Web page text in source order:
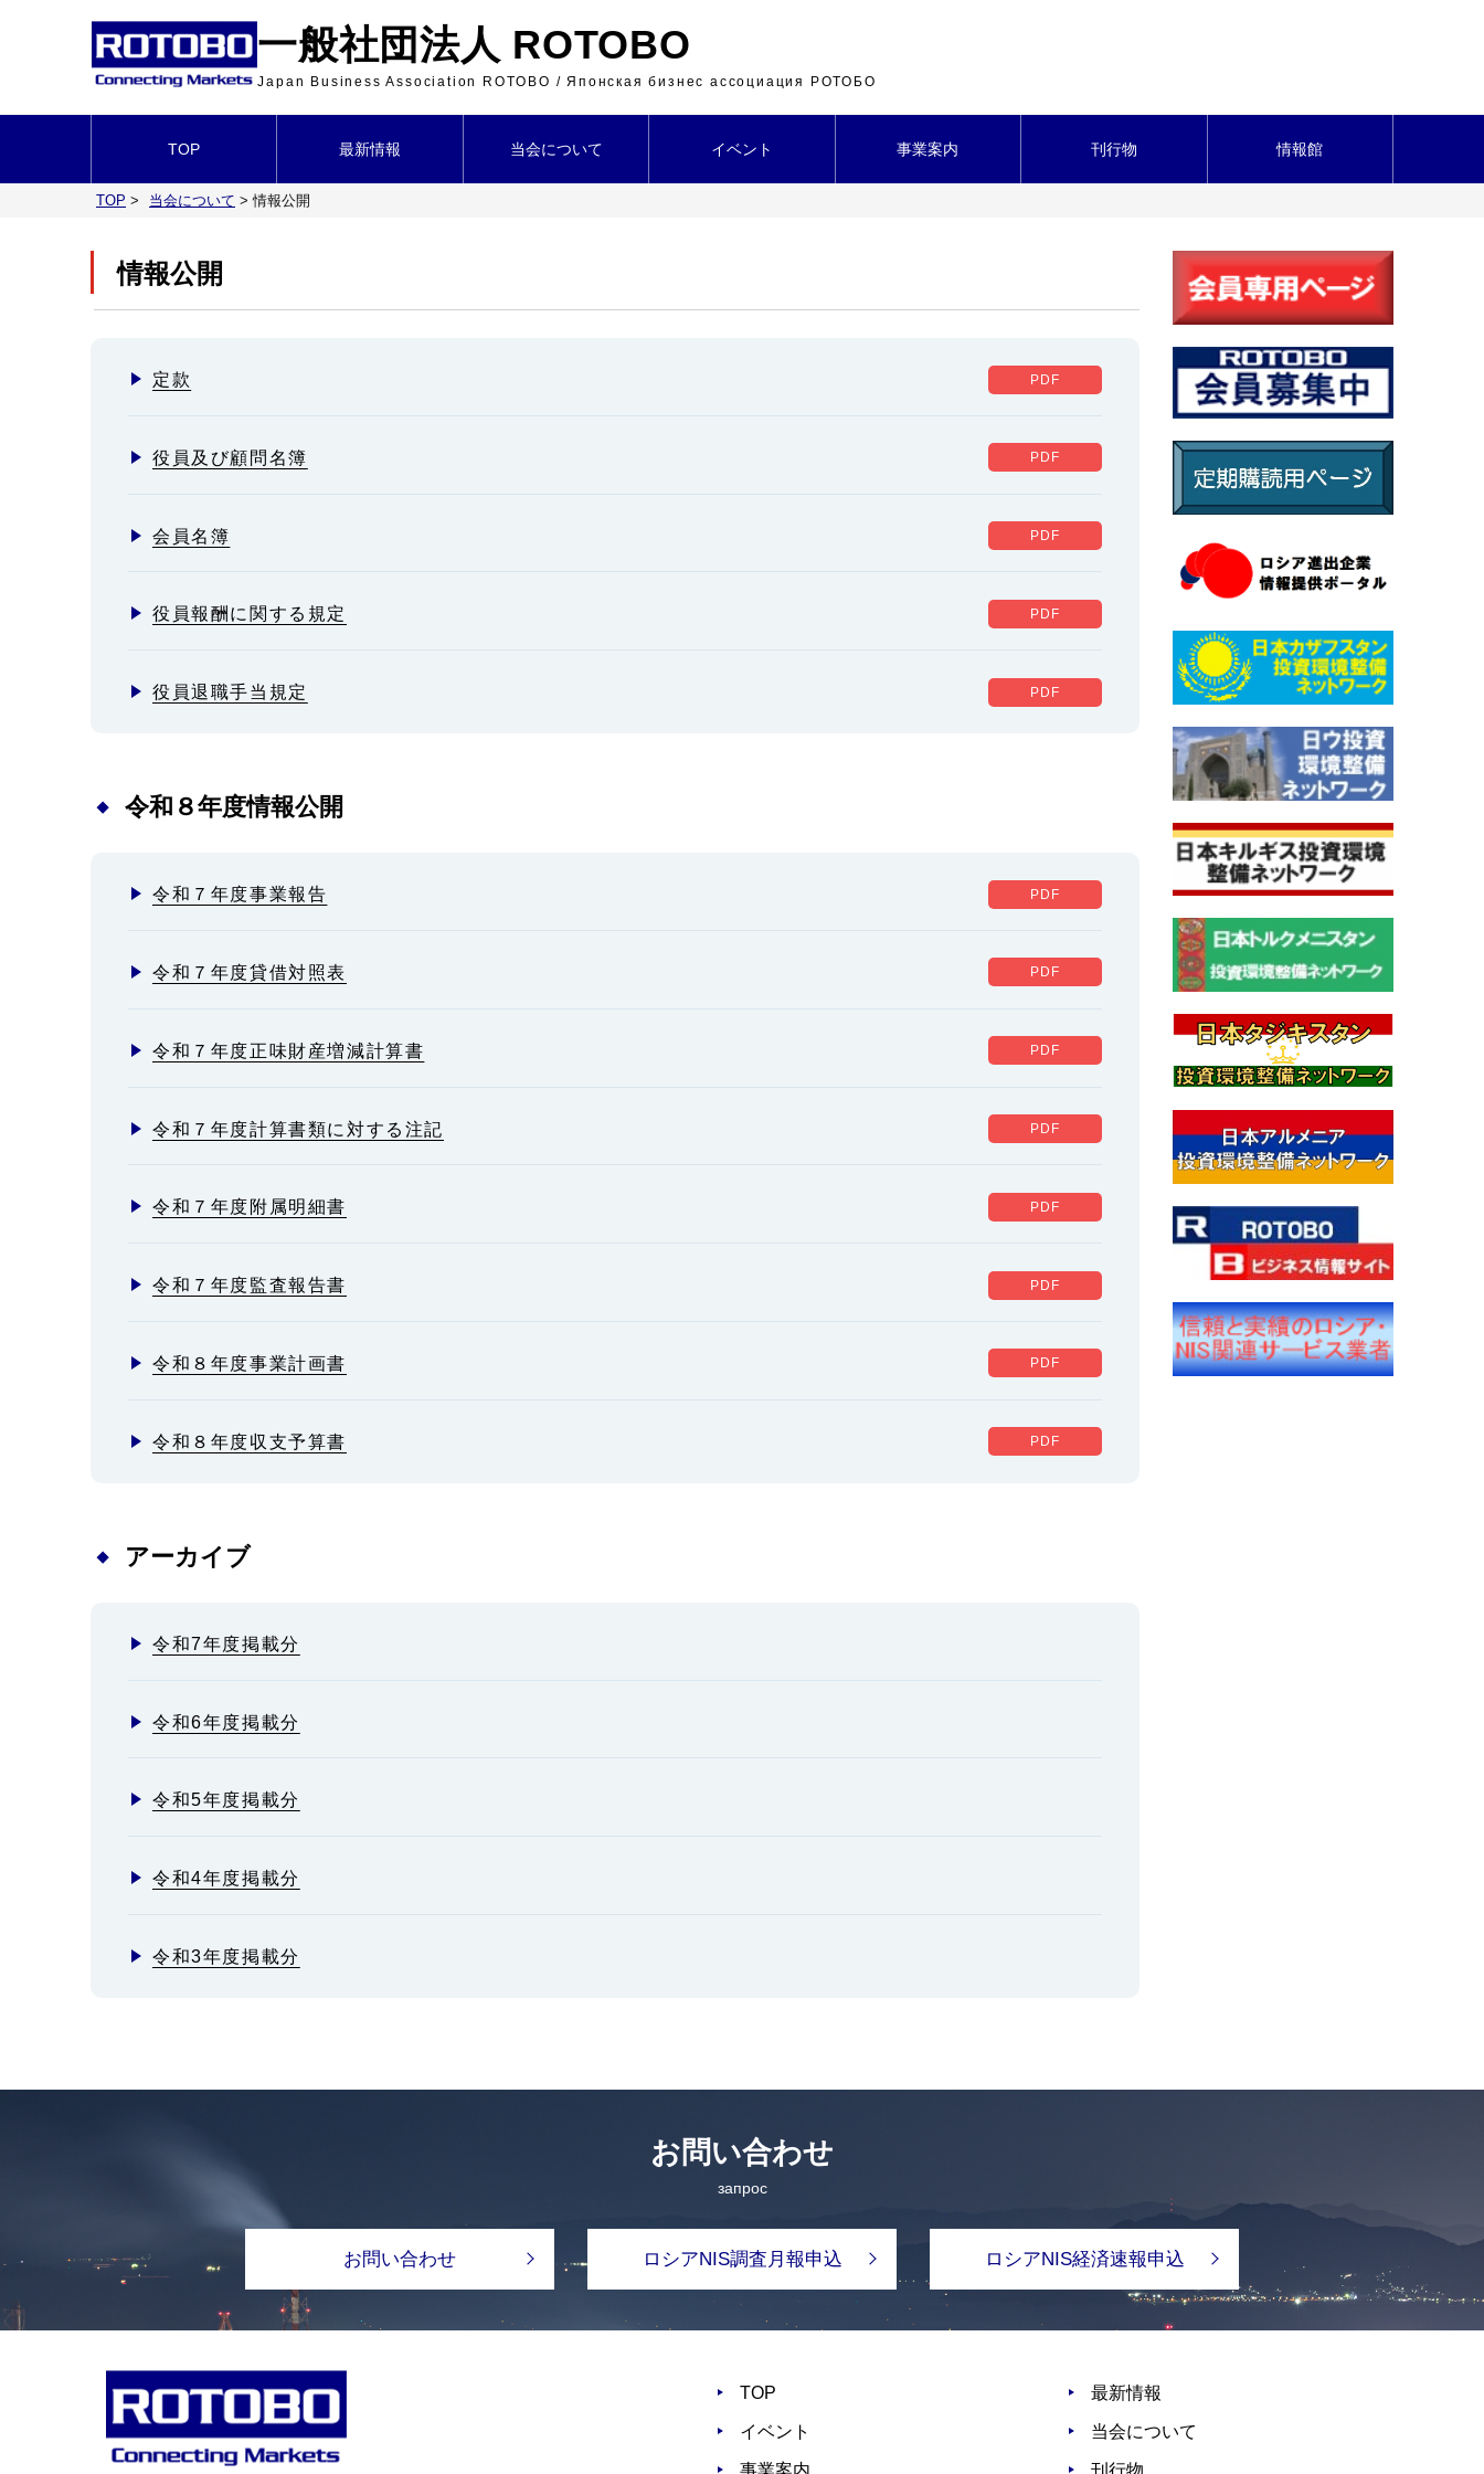
一般社団法人 ROTOBO
Japan Business Association ROTOBO / Японская бизнес ассоциация РОТОБО
TOP 最新情報 当会について イベント 事業案内 刊行物 情報館
TOP > 当会について >情報公開
情報公開
定款
役員及び顧問名簿
会員名簿
役員報酬に関する規定
役員退職手当規定
令和８年度情報公開
令和７年度事業報告
令和７年度貸借対照表
令和７年度正味財産増減計算書
令和７年度計算書類に対する注記
令和７年度附属明細書
令和７年度監査報告書
令和８年度事業計画書
令和８年度収支予算書
アーカイブ
令和7年度掲載分
令和6年度掲載分
令和5年度掲載分
令和4年度掲載分
令和3年度掲載分
お問い合わせ
запрос
お問い合わせ ロシアNIS調査月報申込 ロシアNIS経済速報申込
TOP 最新情報
イベント 当会について
事業案内 刊行物